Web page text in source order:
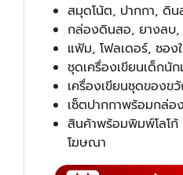
สมุดโน้ต, ปากกา, ดิน
กล่องดินสอ, ยางลบ,
แฟ้ม, โฟลเดอร์, ซอง
ชุดเครื่องเขียนเด็กนัก
เครื่องเขียนชุดของ
เซ็ตปากกาพร้อมกล่
สินค้าพร้อมพิมพ์โลโ
โฆษณา